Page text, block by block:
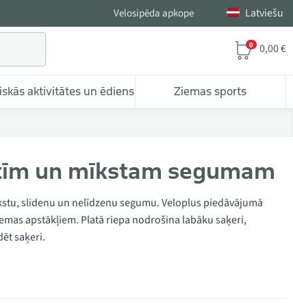
Velosipēda apkope Latviešu
0 0,00 €
aktivitātes un ēdiens Ziemas sports
un mīkstam segumam
slidenu un nelīdzenu segumu. Veloplus piedāvājumā
apstākļiem. Platā riepa nodrošina labāku saķeri,
saķeri.